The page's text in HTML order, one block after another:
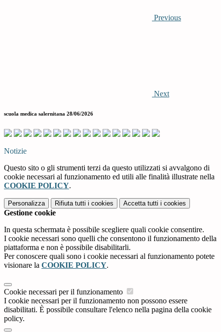
Previous
Next
scuola medica salernitana 28/06/2026
Notizie
Questo sito o gli strumenti terzi da questo utilizzati si avvalgono di
cookie necessari al funzionamento ed utili alle finalità illustrate nella
COOKIE POLICY.
Personalizza Rifiuta tutti i cookies Accetta tutti i cookies
Gestione cookie
In questa schermata è possibile scegliere quali cookie consentire.
I cookie necessari sono quelli che consentono il funzionamento della
piattaforma e non è possibile disabilitarli.
Per conoscere quali sono i cookie necessari al funzionamento potete
visionare la COOKIE POLICY.
Cookie necessari per il funzionamento
I cookie necessari per il funzionamento non possono essere
disabilitati. È possibile consultare l'elenco nella pagina della cookie
policy.